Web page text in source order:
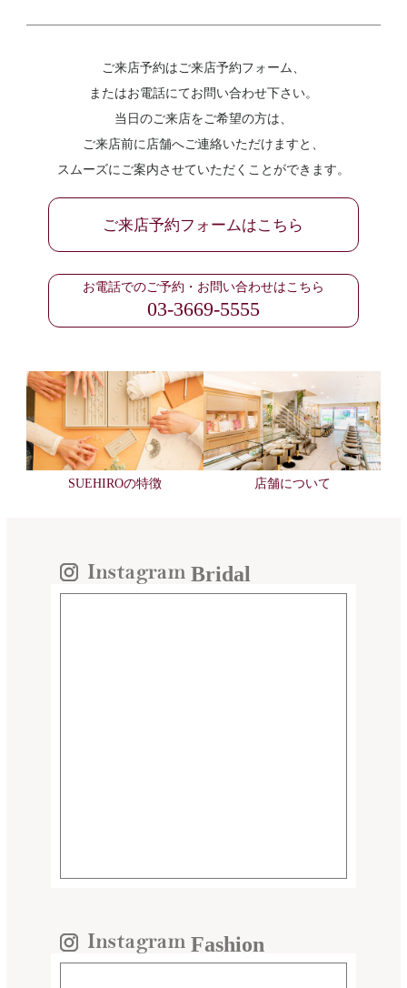
ご来店予約はご来店予約フォーム、
またはお電話にてお問い合わせ下さい。
当日のご来店をご希望の方は、
ご来店前に店舗へご連絡いただけますと、
スムーズにご案内させていただくことができます。
ご来店予約フォームはこちら
お電話でのご予約・お問い合わせはこちら
03-3669-5555
SUEHIROの特徴 店舗について
Bridal
Fashion